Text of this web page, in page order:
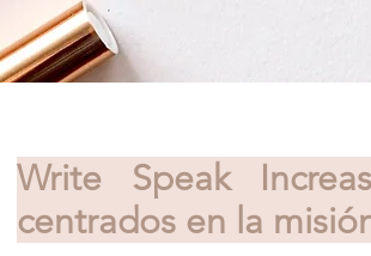
Write Speak
centrados en la